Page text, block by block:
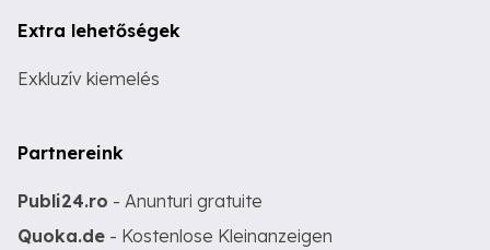
Extra lehetőségek
Exkluzív kiemelés
Partnereink
Publi24.ro - Anunturi gratuite
Quoka.de - Kostenlose Kleinanzeigen